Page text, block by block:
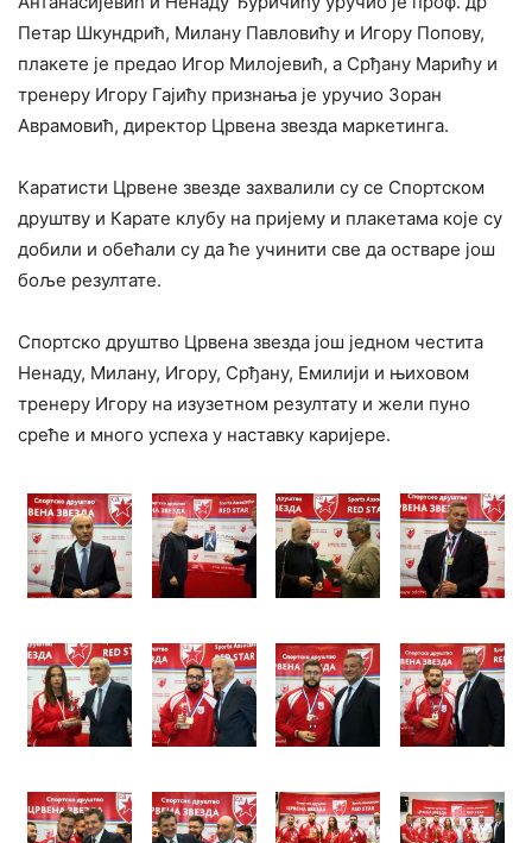
Петар Шкундрић, Милану Павловићу и Игору Попову,
плакете је предао Игор Милојевић, а Срђану Марићу и
тренеру Игору Гајићу признања је уручио Зоран
Аврамовић, директор Црвена звезда маркетинга.
Каратисти Црвене звезде захвалили су се Спортском
друштву и Карате клубу на пријему и плакетама које су
добили и обећали су да ће учинити све да остваре још
боље резултате.
Спортско друштво Црвена звезда још једном честита
Ненаду, Милану, Игору, Срђану, Емилији и њиховом
тренеру Игору на изузетном резултату и жели пуно
среће и много успеха у наставку каријере.